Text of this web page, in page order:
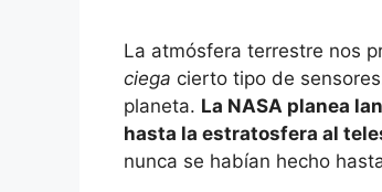
La atmósfera terrestre nos
ciega cierto tipo de
planeta. La NASA planea
hasta la estratosfera al
nunca se habían hecho